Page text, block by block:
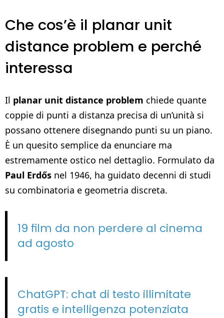
Che cos’è il planar unit
distance problem e perché
interessa
Il planar unit distance problem chiede quante
coppie di punti a distanza precisa di un’unità si
possano ottenere disegnando punti su un piano.
È un quesito semplice da enunciare ma
estremamente ostico nel dettaglio. Formulato da
Paul Erdős nel 1946, ha guidato decenni di studi
su combinatoria e geometria discreta.
19 film da non perdere al cinema
ad agosto
ChatGPT: chat di testo illimitate
gratis e intelligenza potenziata